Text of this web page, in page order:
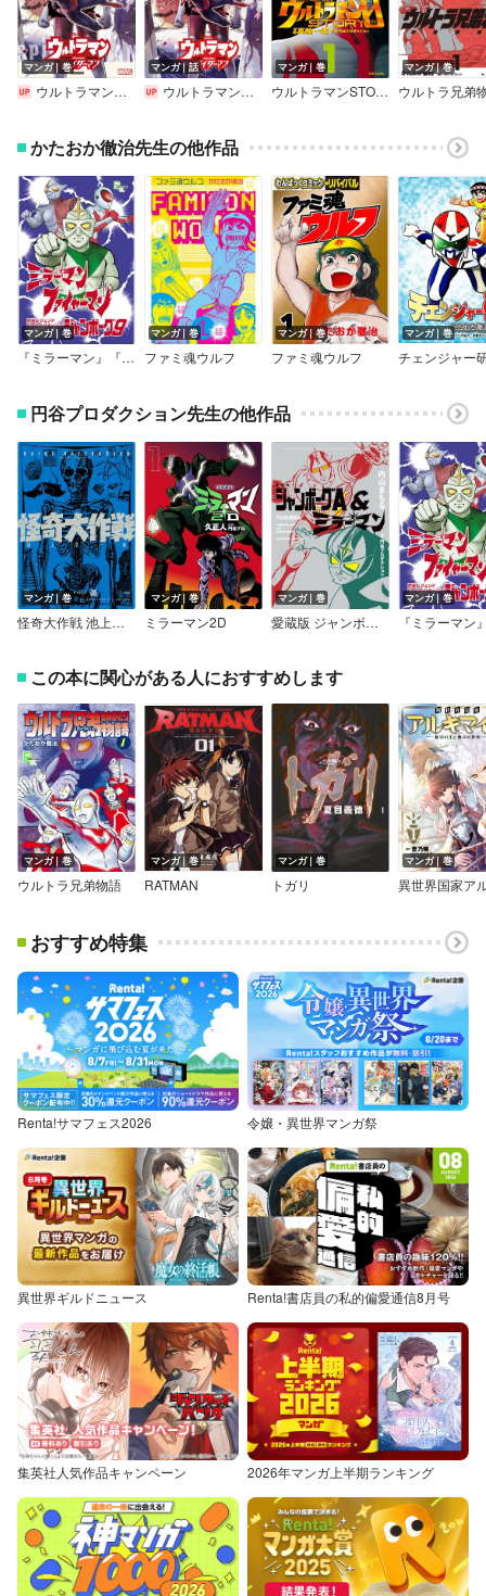
マンガ｜巻
ウルトラマン：アロング・ケイム・ア・スパイダーマン
マンガ｜話
ウルトラマン：アロング・ケイム・ア・スパイダーマン【単話】
マンガ｜巻
ウルトラマンSTORY 0
マンガ｜巻
かたおか徹治先生の他作品
マンガ｜巻
『ミラーマン』『ファイヤーマン』『ジャンボーグ9』 円谷レジェンドヒーロー リターンズ【文春e－Books】
マンガ｜巻
ファミ魂ウルフ
マンガ｜巻
ファミ魂ウルフ
マンガ｜巻
チェンジャー
円谷プロダクション先生の他作品
マンガ｜巻
怪奇大作戦 池上遼一版
マンガ｜巻
ミラーマン2D
マンガ｜巻
愛蔵版 ジャンボーグA＆ミラーマン
マンガ｜巻
この本に関心がある人におすすめします
マンガ｜巻
ウルトラ兄弟物語
マンガ｜巻
RATMAN
マンガ｜巻
トガリ
マンガ｜巻
おすすめ特集
Renta!サマフェス2026 令嬢・異世界マンガ祭
異世界ギルドニュース Renta!書店員の私的偏愛通信8月号
集英社人気作品キャンペーン 2026年マンガ上半期ランキング